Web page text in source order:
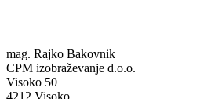
mag. Rajko Bakovnik
CPM izobraževanje d.o.o.
Visoko 50
4212 Visoko